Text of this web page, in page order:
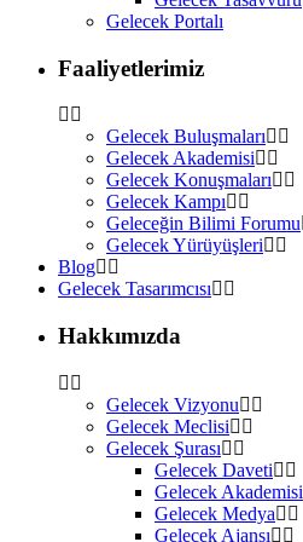
Gelecek Portalı
Faaliyetlerimiz
Gelecek Buluşmaları
Gelecek Akademisi
Gelecek Konuşmaları
Gelecek Kampı
Geleceğin Bilimi Forumu
Gelecek Yürüyüşleri
Blog
Gelecek Tasarımcısı
Hakkımızda
Gelecek Vizyonu
Gelecek Meclisi
Gelecek Şurası
Gelecek Daveti
Gelecek Akademisi
Gelecek Medya
Gelecek Ajansı